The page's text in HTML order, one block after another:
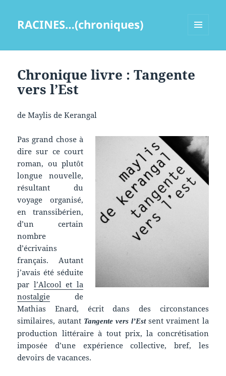
RACINES…(chroniques)
Chronique livre : Tangente
vers l’Est
de Maylis de Kerangal
Pas grand chose à
dire sur ce court
roman, ou plutôt
longue nouvelle,
résultant du
voyage organisé,
en transsibérien,
d’un certain
nombre
d’écrivains
français. Autant
j’avais été séduite
par l’Alcool et la
nostalgie de
Mathias Enard, écrit dans des circonstances
similaires, autant Tangente vers l’Estsent vraiment la
production littéraire à tout prix, la concrétisation
imposée d’une expérience collective, bref, les
devoirs de vacances.